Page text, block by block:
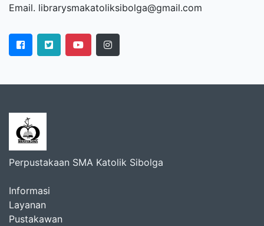
Email. librarysmakatoliksibolga@gmail.com
Perpustakaan SMA Katolik Sibolga
Informasi
Layanan
Pustakawan